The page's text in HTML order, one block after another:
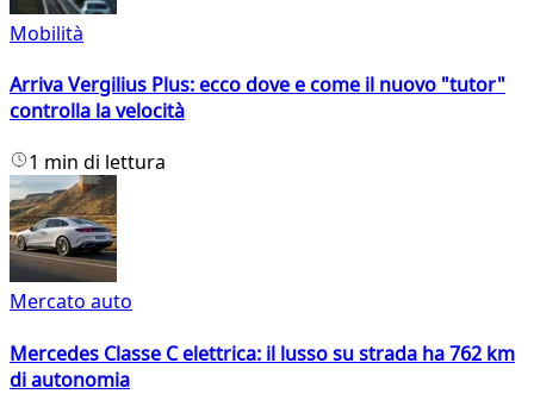
Mobilità
Arriva Vergilius Plus: ecco dove e come il nuovo "tutor"
controlla la velocità
1 min di lettura
Mercato auto
Mercedes Classe C elettrica: il lusso su strada ha 762 km
di autonomia